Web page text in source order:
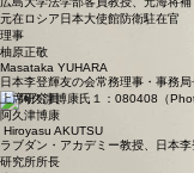
研究所副所長
矢野一樹
Kazuki YANO
日本安全保障戦略研究所上席研究員
元海上自衛隊潜水艦隊指令官
上席研究員
佐々木孝博
Takahiro SASAKI
広島大学法学部客員教授、元海将補
元在ロシア日本大使館防衛駐在官
理事